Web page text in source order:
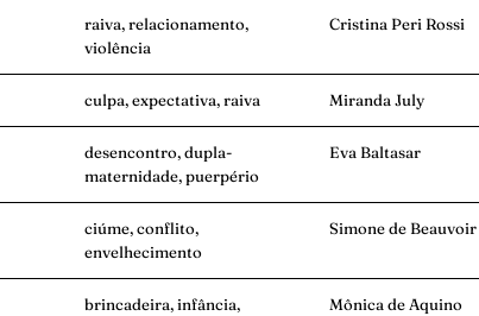
raiva, relacionamento,
violência
Cristina Peri Rossi
culpa, expectativa, raiva Miranda July
desencontro, dupla-
maternidade, puerpério
Eva Baltasar
ciúme, conflito,
envelhecimento
Simone de Beauvoir
brincadeira, infância,
Mônica de Aquino